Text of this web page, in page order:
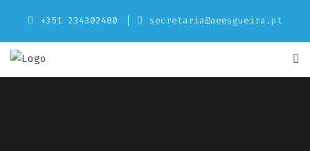
content
+351 234302480 secretaria@aeesgueira.pt